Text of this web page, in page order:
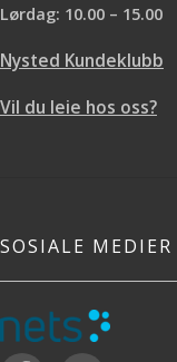
Lørdag: 10.00 – 15.00
Nysted Kundeklubb
Vil du leie hos oss?
SOSIALE MEDIER